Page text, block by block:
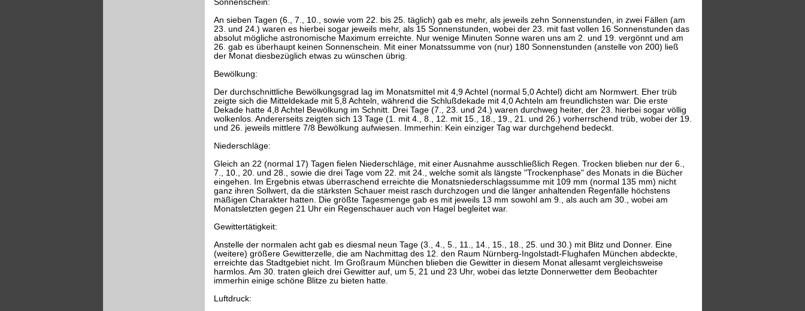
Sonnenschein:
An sieben Tagen (6., 7., 10., sowie vom 22. bis 25. täglich) gab es mehr, als jeweils zehn Sonnenstunden, in zwei Fällen (am
23. und 24.) waren es hierbei sogar jeweils mehr, als 15 Sonnenstunden, wobei der 23. mit fast vollen 16 Sonnenstunden das
absolut mögliche astronomische Maximum erreichte. Nur wenige Minuten Sonne waren uns am 2. und 19. vergönnt und am
26. gab es überhaupt keinen Sonnenschein. Mit einer Monatssumme von (nur) 180 Sonnenstunden (anstelle von 200) ließ
der Monat diesbezüglich etwas zu wünschen übrig.
Bewölkung:
Der durchschnittliche Bewölkungsgrad lag im Monatsmittel mit 4,9 Achtel (normal 5,0 Achtel) dicht am Normwert. Eher trüb
zeigte sich die Mitteldekade mit 5,8 Achteln, während die Schlußdekade mit 4,0 Achteln am freundlichsten war. Die erste
Dekade hatte 4,8 Achtel Bewölkung im Schnitt. Drei Tage (7., 23. und 24.) waren durchweg heiter, der 23. hierbei sogar völlig
wolkenlos. Andererseits zeigten sich 13 Tage (1. mit 4., 8., 12. mit 15., 18., 19., 21. und 26.) vorherrschend trüb, wobei der 19.
und 26. jeweils mittlere 7/8 Bewölkung aufwiesen. Immerhin: Kein einziger Tag war durchgehend bedeckt.
Niederschläge:
Gleich an 22 (normal 17) Tagen fielen Niederschläge, mit einer Ausnahme ausschließlich Regen. Trocken blieben nur der 6.,
7., 10., 20. und 28., sowie die drei Tage vom 22. mit 24., welche somit als längste "Trockenphase" des Monats in die Bücher
eingehen. Im Ergebnis etwas überraschend erreichte die Monatsniederschlagssumme mit 109 mm (normal 135 mm) nicht
ganz ihren Sollwert, da die stärksten Schauer meist rasch durchzogen und die länger anhaltenden Regenfälle höchstens
mäßigen Charakter hatten. Die größte Tagesmenge gab es mit jeweils 13 mm sowohl am 9., als auch am 30., wobei am
Monatsletzten gegen 21 Uhr ein Regenschauer auch von Hagel begleitet war.
Gewittertätigkeit:
Anstelle der normalen acht gab es diesmal neun Tage (3., 4., 5., 11., 14., 15., 18., 25. und 30.) mit Blitz und Donner. Eine
(weitere) größere Gewitterzelle, die am Nachmittag des 12. den Raum Nürnberg-Ingolstadt-Flughafen München abdeckte,
erreichte das Stadtgebiet nicht. Im Großraum München blieben die Gewitter in diesem Monat allesamt vergleichsweise
harmlos. Am 30. traten gleich drei Gewitter auf, um 5, 21 und 23 Uhr, wobei das letzte Donnerwetter dem Beobachter
immerhin einige schöne Blitze zu bieten hatte.
Luftdruck: